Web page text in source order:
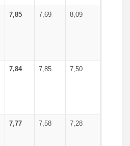
7,85 7,69 8,09
7,84 7,85 7,50
7,77 7,58 7,28